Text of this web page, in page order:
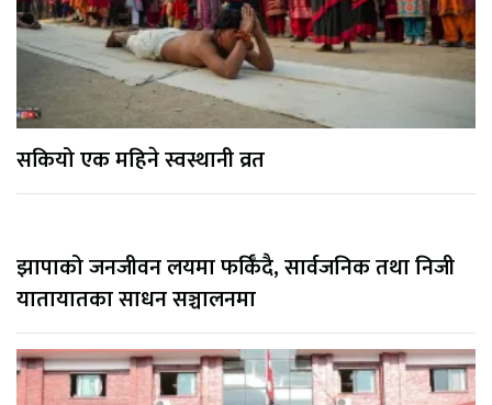
सकियो एक महिने स्वस्थानी व्रत
झापाको जनजीवन लयमा फर्किँदै, सार्वजनिक तथा निजी
यातायातका साधन सञ्चालनमा